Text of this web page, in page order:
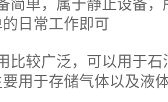
简单，属于静止设备
日常工作即可
比较广泛，可以用于
用于存储气体以及液